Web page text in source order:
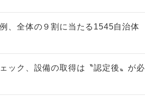
、全体の９割に当たる1545自治体
ック、設備の取得は〝認定後〟が必